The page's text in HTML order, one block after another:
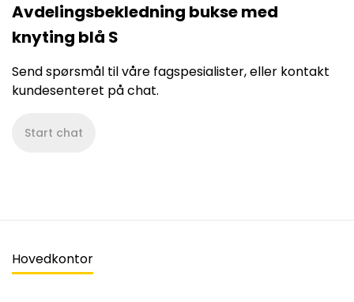
Avdelingsbekledning bukse med
knyting blå S
Send spørsmål til våre fagspesialister, eller kontakt
kundesenteret på chat.
Start chat
Hovedkontor